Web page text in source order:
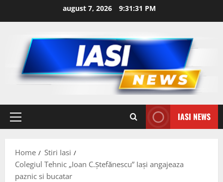
august 7, 2026 9:31:32 PM
Primary
IASI NEWS
Home
Stiri Iasi
Colegiul Tehnic „Ioan C.Ştefănescu” Iaşi angajeaza
paznic si bucatar